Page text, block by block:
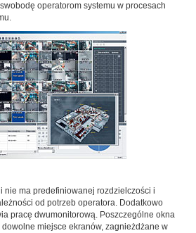
operatorom systemu w procesach
nie ma predefiniowanej rozdzielczości i
od potrzeb operatora. Dodatkowo
pracę dwumonitorową. Poszczególne okna
miejsce ekranów, zagnieżdżane w